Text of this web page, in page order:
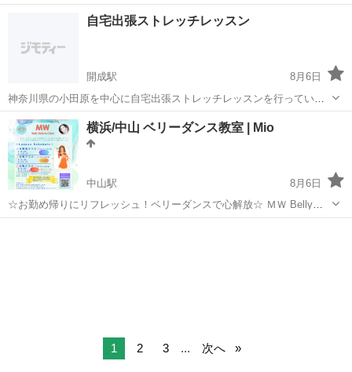
に身につけましょう。 日本人である私たちが日本語を自然に身につけ
てきたように、当学院ではぬり絵や歌、ゲームなどを通して発音やイ
川崎市 その他
自宅出張ストレッチレッスン
開成駅
8月6日
神奈川県の小田原を中心に自宅出張ストレッチレッスンを行っていま
す ご家族で身体を動かして欲しいけど教室に行ってもらうのは大変な
どという方はいらっしゃいませんか ご自宅まで伺って難易度も内容も
全てその方向けに組んだ完全プライ...
神奈川 足柄上郡 開成駅 体操 ストレッチ
横浜/中山 ベリーダンス教室 | Mio
中山駅
8月6日
☆お勤め帰りにリフレッシュ！ベリーダンスで心解放☆ ＭＷ Belly
Dance Class ～アラブの音楽に乗って"踊る"を楽しむ～ 【会社と家の
1 2 3 ... 次へ